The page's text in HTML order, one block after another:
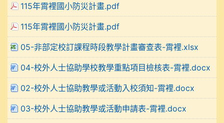
115年霄裡國小防災計畫.pdf
115年霄裡國小防災計畫.pdf
05-非部定校訂課程時段教學計畫審查表-霄裡.xlsx
04-校外人士協助學校教學重點項目檢核表-霄裡.docx
02-校外人士協助教學或活動入校須知-霄裡.docx
03-校外人士協助教學或活動申請表-霄裡.docx